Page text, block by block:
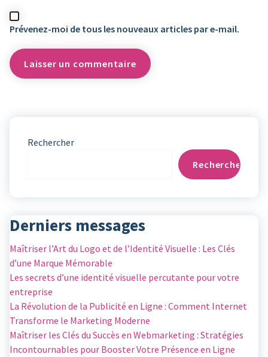
Prévenez-moi de tous les nouveaux articles par e-mail.
Rechercher
Rechercher
Derniers messages
Maîtriser l’Art du Logo et de l’Identité Visuelle : Les Clés
d’une Marque Mémorable
Les secrets d’une identité visuelle percutante pour votre
entreprise
La Révolution de la Publicité en Ligne : Comment Internet
Transforme le Marketing Moderne
Maîtriser les Clés du Succès en Webmarketing : Stratégies
Incontournables pour Booster Votre Présence en Ligne